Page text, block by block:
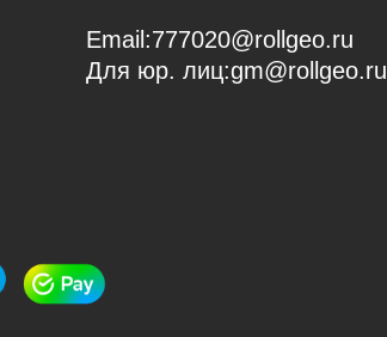
Email:777020@rollgeo.ru
Для юр. лиц:gm@rollgeo.ru